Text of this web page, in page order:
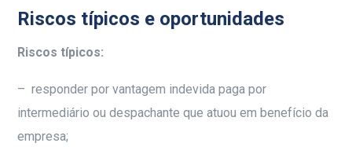
Riscos típicos e oportunidades
Riscos típicos:
– responder por vantagem indevida paga por
intermediário ou despachante que atuou em benefício da
empresa;